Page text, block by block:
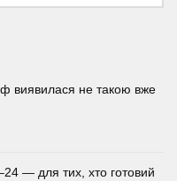
виявилася не такою вже
— для тих, хто готовий